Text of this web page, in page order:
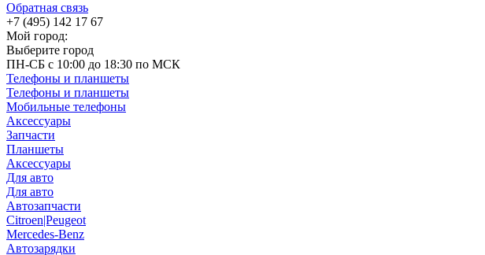
Обратная связь
+7 (495) 142 17 67
Мой город:
Выберите город
ПН-СБ с 10:00 до 18:30 по МСК
Телефоны и планшеты
Телефоны и планшеты
Мобильные телефоны
Аксессуары
Запчасти
Планшеты
Аксессуары
Для авто
Для авто
Автозапчасти
Citroen|Peugeot
Mercedes-Benz
Автозарядки